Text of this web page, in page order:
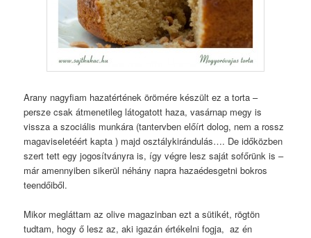
Arany nagyfiam hazatértének örömére készült ez a torta –
persze csak átmenetileg látogatott haza, vasárnap megy is
vissza a szociális munkára (tantervben előírt dolog, nem a rossz
magaviseletéért kapta ) majd osztálykirándulás…. De időközben
szert tett egy jogosítványra is, így végre lesz saját sofőrünk is –
már amennyiben sikerül néhány napra hazaédesgetni bokros
teendőiből.
Mikor megláttam az olive magazinban ezt a sütikét, rögtön
tudtam, hogy ő lesz az, aki igazán értékelni fogja, az én